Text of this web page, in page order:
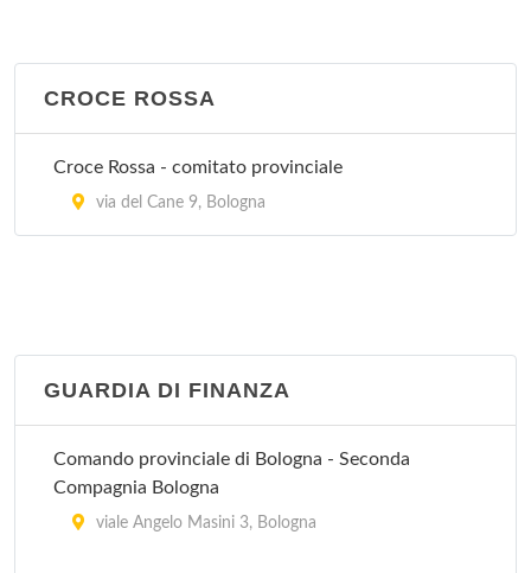
Villa Erbosa
Villa Laura
via Emilia Levante 137, Bologna
Villa Torri
CROCE ROSSA
Croce Rossa - comitato provinciale
via del Cane 9, Bologna
GUARDIA DI FINANZA
Comando provinciale di Bologna - Seconda
Compagnia Bologna
viale Angelo Masini 3, Bologna